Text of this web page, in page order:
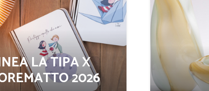
LA TIPA X
2026